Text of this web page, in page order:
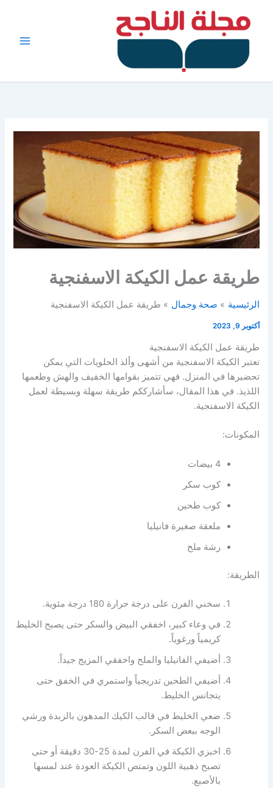
طريقة عمل الكيكة الاسفنجية
الرئيسية صحة وجمال طريقة عمل الكيكة الاسفنجية
أكتوبر 9, 2023
طريقة عمل الكيكة الاسفنجية
تعتبر الكيكة الاسفنجية من أشهى وألذ الحلويات التي يمكن
تحضيرها في المنزل. فهي تتميز بقوامها الخفيف والهش وطعمها
اللذيذ. في هذا المقال، سأشارككم طريقة سهلة وبسيطة لعمل
الكيكة الاسفنجية.
المكونات:
4 بيضات
كوب سكر
كوب طحين
ملعقة صغيرة فانيليا
رشة ملح
الطريقة:
سخني الفرن على درجة حرارة 180 درجة مئوية.
في وعاء كبير، اخفقي البيض والسكر حتى يصبح الخليط
كريمياً ورغوياً.
أضيفي الفانيليا والملح واخفقي المزيج جيداً.
أضيفي الطحين تدريجياً واستمري في الخفق حتى
يتجانس الخليط.
ضعي الخليط في قالب الكيك المدهون بالزبدة ورشي
الوجه ببعض السكر.
اخبزي الكيكة في الفرن لمدة 25-30 دقيقة أو حتى
تصبح ذهبية اللون وتمتص الكيكة العودة عند لمسها
بالأصبع.